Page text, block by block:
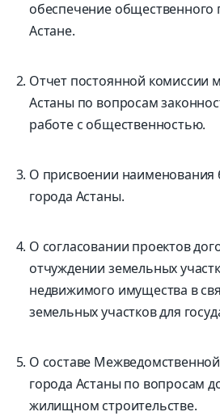
обеспечение общественного
Астане.
Отчет постоянной комиссии
Астаны по вопросам
работе с общественностью.
О присвоении наименования
города Астаны.
О согласовании проектов
отчуждении земельных
недвижимого имущества в
земельных участков для
О составе
города Астаны по вопросам
жилищном строительстве.